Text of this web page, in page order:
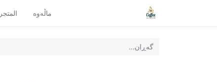
ماڵەوە المتجر